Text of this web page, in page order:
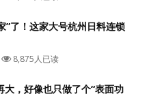
”了！这家大号杭州日料连锁
8,875人已读
大，好像也只做了个“表面功